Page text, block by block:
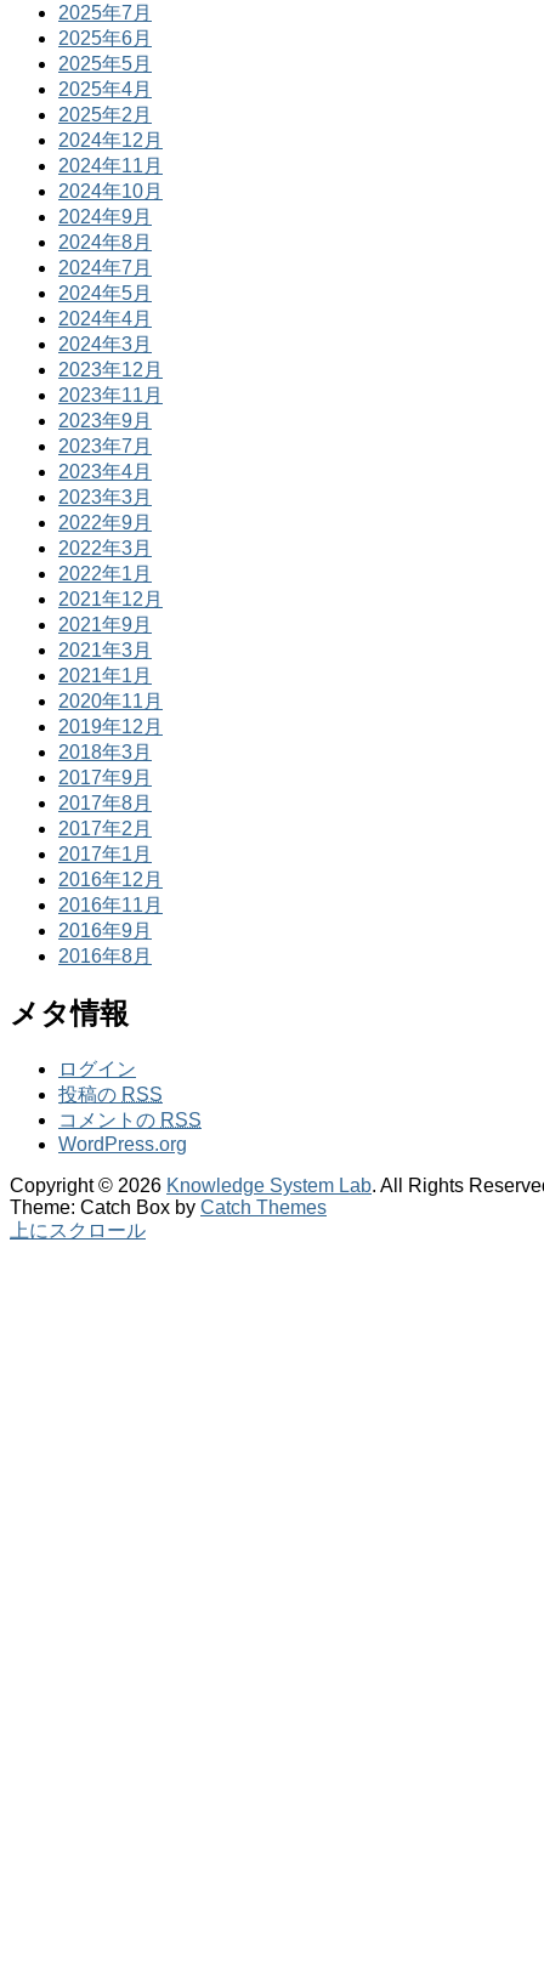
2025年7月
2025年6月
2025年5月
2025年4月
2025年2月
2024年12月
2024年11月
2024年10月
2024年9月
2024年8月
2024年7月
2024年5月
2024年4月
2024年3月
2023年12月
2023年11月
2023年9月
2023年7月
2023年4月
2023年3月
2022年9月
2022年3月
2022年1月
2021年12月
2021年9月
2021年3月
2021年1月
2020年11月
2019年12月
2018年3月
2017年9月
2017年8月
2017年2月
2017年1月
2016年12月
2016年11月
2016年9月
2016年8月
メタ情報
ログイン
投稿の RSS
コメントの RSS
WordPress.org
Copyright © 2026 Knowledge System Lab. All Rights
Theme: Catch Box by Catch Themes
上にスクロール